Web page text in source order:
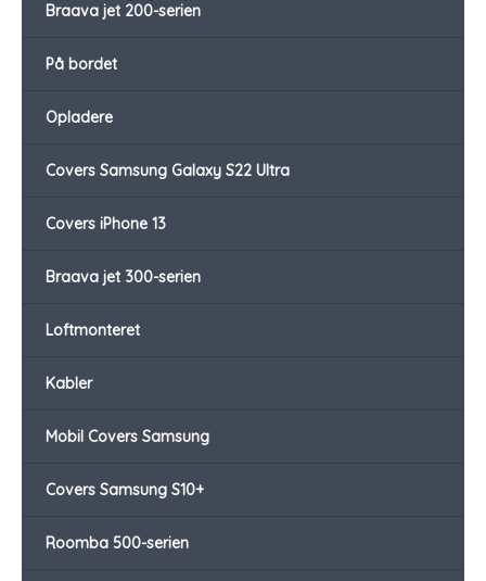
Braava jet 200-serien
På bordet
Opladere
Covers Samsung Galaxy S22 Ultra
Covers iPhone 13
Braava jet 300-serien
Loftmonteret
Kabler
Mobil Covers Samsung
Covers Samsung S10+
Roomba 500-serien